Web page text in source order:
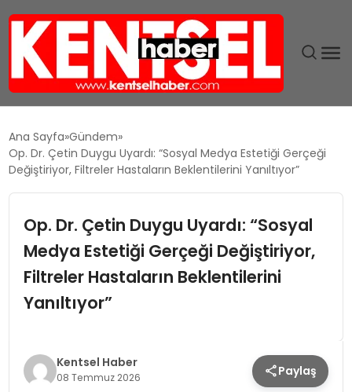
GÜNDEM
EĞITIM
TEKNOLOJI
KÜLTÜR & SANAT
Ana Sayfa Gündem
Op. Dr. Çetin Duygu Uyardı: “Sosyal Medya Estetiği Gerçeği
Değiştiriyor, Filtreler Hastaların Beklentilerini Yanıltıyor”
Op. Dr. Çetin Duygu Uyardı: “Sosyal
Medya Estetiği Gerçeği Değiştiriyor,
Filtreler Hastaların Beklentilerini
Yanıltıyor”
Kentsel Haber
08 Temmuz 2026 Paylaş